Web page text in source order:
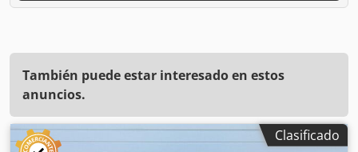
También puede estar interesado en estos
anuncios.
Clasificado